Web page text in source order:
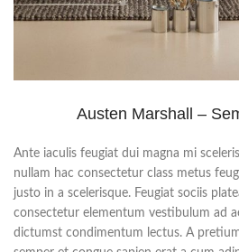
Austen Marshall –
Ante iaculis feugiat dui magna mi
nullam hac consectetur class metus
justo in a scelerisque. Feugiat sociis
consectetur elementum vestibulum ad
dictumst condimentum lectus. A